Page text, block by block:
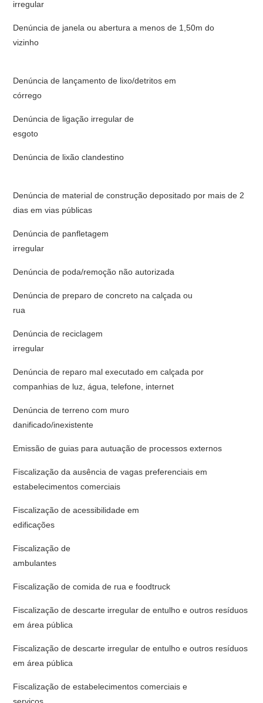
Denúncia de janela ou abertura a menos de 1,50m do
vizinho
Denúncia de lançamento de lixo/detritos em
Denúncia de ligação irregular de
Denúncia de lixão clandestino
Denúncia de material de construção depositado por mais de 2
dias em vias públicas
Denúncia de panfletagem
Denúncia de poda/remoção não autorizada
Denúncia de preparo de concreto na calçada ou
Denúncia de reciclagem
Denúncia de reparo mal executado em calçada por
companhias de luz, água, telefone, internet
Denúncia de terreno com muro
danificado/
Emissão de guias para autuação de processos externos
Fiscalização da ausência de vagas preferenciais em
estabelecimentos comerciais
Fiscalização de acessibilidade em
Fiscalização de
ambulantes
Fiscalização de comida de rua e foodtruck
Fiscalização de descarte irregular de entulho e outros resíduos
em área pública
Fiscalização de descarte irregular de entulho e outros resíduos
em área pública
Fiscalização de estabelecimentos comerciais e